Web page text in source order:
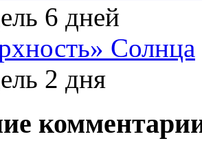
6 дней
Солнца
2 дня